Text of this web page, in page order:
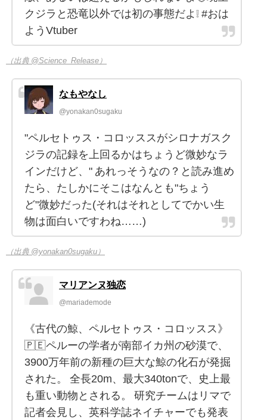
クジラと恐竜以外では初の事態だよ❕ #おは
ようVtuber
（出典 @Science_Release）
なもやなし
@yonakan0sugaku
"ペルセトゥス・コロッススがシロナガスク
ジラの記録を上回るかはちょうど微妙なラ
インだけど、" あれっそうなの？と読み進め
たら、たしかにそこはなんとも"ちょう
ど"微妙だった(それはそれとしてでかい生
物は面白いですわね……)
（出典 @yonakan0sugaku）
マリアンヌ独恋
@mariademode
《古代の鯨、ペルセトゥス・コロッスス》
🇵🇪ペルーの学者が南部イカ州の砂漠で、
3900万年前の新種の巨大な鯨の化石が発掘
された。 全長20m、最大340tonで、史上最
も重い動物とされる。 研究チームはリマで
記者会見し、英科学誌ネイチャーでも発表